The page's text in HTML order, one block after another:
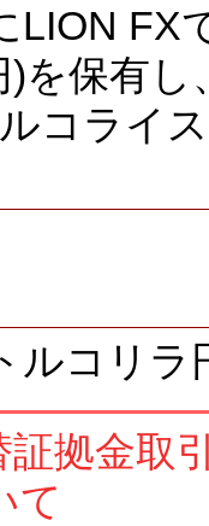
LION FX
を保有
コライ
ルコリラ
証拠金取
て